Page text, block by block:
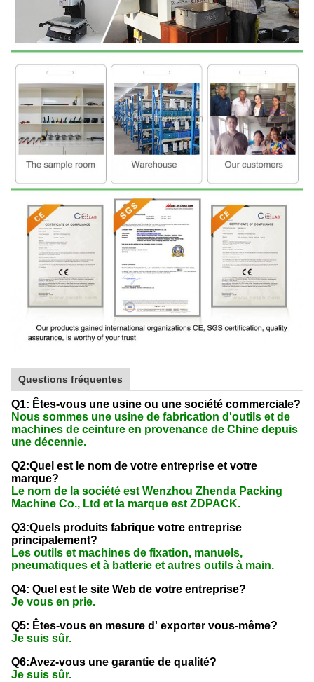
Questions fréquentes
Q1: Êtes-vous une usine ou une société commerciale?
Nous sommes une usine de fabrication d'outils et de
machines de ceinture en provenance de Chine depuis
une décennie.
Q2:Quel est le nom de votre entreprise et votre
marque?
Le nom de la société est Wenzhou Zhenda Packing
Machine Co., Ltd et la marque est ZDPACK.
Q3:Quels produits fabrique votre entreprise
principalement?
Les outils et machines de fixation, manuels,
pneumatiques et à batterie et autres outils à main.
Q4: Quel est le site Web de votre entreprise?
Je vous en prie.
Q5: Êtes-vous en mesure d' exporter vous-même?
Je suis sûr.
Q6:Avez-vous une garantie de qualité?
Je suis sûr.